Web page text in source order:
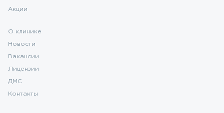
Акции
О клинике
Новости
Вакансии
Лицензии
ДМС
Контакты